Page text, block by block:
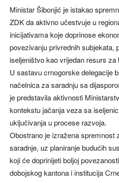
Ministar Šibonjić je istakao
ZDK da aktivno učestvuje u
inicijativama koje doprinose
povezivanju privrednih subjekata,
iseljeništvo kao vrijedan resurs za
U sastavu crnogorske delegacije
načelnica za saradnju sa
je predstavila aktivnosti
kontekstu jačanja veza sa
uključivanja u procese razvoja.
Obostrano je izražena spremnost
saradnje, uz planiranje budućih
koji će doprinijeti boljoj
dobojskog kantona i institucija